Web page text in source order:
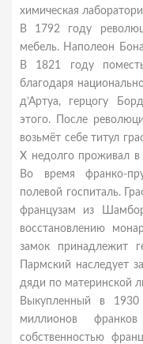
химическая
В 1792 году
мебель. Наполеон
В 1821 году
благодаря
д’Артуа, герцогу
этого. После
возьмёт себе титул
X недолго проживал в
Во время франко-
полевой госпиталь.
французам из
восстановлению
замок принадлежит
Пармский наследует
дяди по материнской
Выкупленный в
миллионов
собственностью